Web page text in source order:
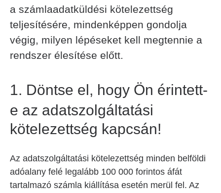
a számlaadatküldési kötelezettség
teljesítésére, mindenképpen gondolja
végig, milyen lépéseket kell megtennie a
rendszer élesítése előtt.
1. Döntse el, hogy Ön érintett-
e az adatszolgáltatási
kötelezettség kapcsán!
Az adatszolgáltatási kötelezettség minden belföldi
adóalany felé legalább 100 000 forintos áfát
tartalmazó számla kiállítása esetén merül fel. Az